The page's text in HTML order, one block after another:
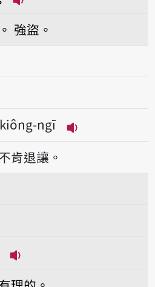
強盜。
ngī
播放音讀
肯退讓。